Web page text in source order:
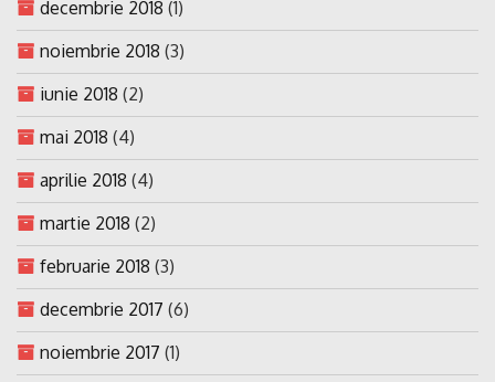
decembrie 2018 (1)
noiembrie 2018 (3)
iunie 2018 (2)
mai 2018 (4)
aprilie 2018 (4)
martie 2018 (2)
februarie 2018 (3)
decembrie 2017 (6)
noiembrie 2017 (1)